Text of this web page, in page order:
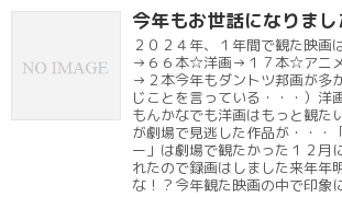
今年もお世話になりまし
２０２４年、１年間で観た映
→６６本☆洋画→１７本☆アニ
→２本今年もダントツ邦画が多
じことを言っている・・・）洋
もんかなでも洋画はもっと観た
が劇場で見逃した作品が・・・
ー」は劇場で観たかった１２月
れたので録画はしました来年年
な！？今年観た映画の中で印象